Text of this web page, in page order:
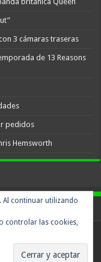
3 cámaras traseras
de 13 Reasons
pedidos
Hemsworth
Al continuar utilizando
controlar las cookies,